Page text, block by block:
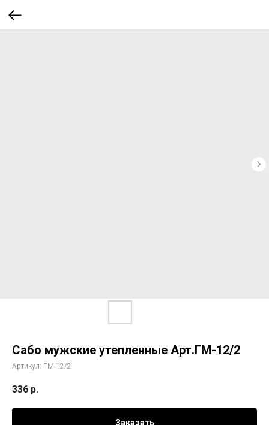
Сабо мужские утепленные Арт.ГМ-12/2
Артикул: ГМ-12/2
336 р.
Заказать